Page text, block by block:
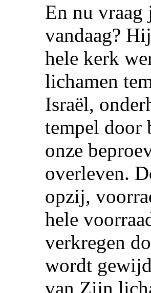
En nu vraag
vandaag?
hele kerk
lichamen
Israël,
tempel door
onze
overleven.
opzij,
hele
verkregen
wordt
van Zijn